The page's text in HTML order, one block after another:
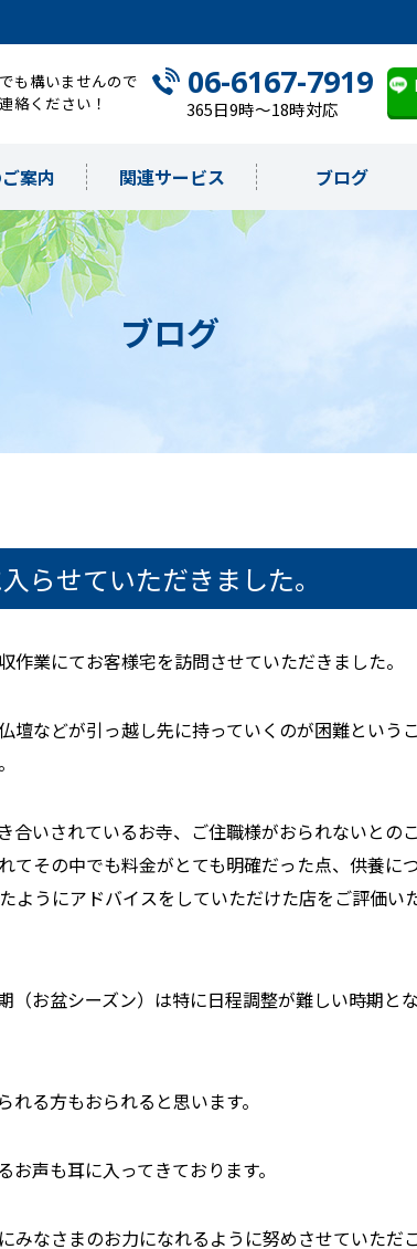
も構いませんので
絡ください！
06-6167-7919
365日9時～18時対応
案内 関連サービス ブログ
ブログ
らせていただきました。
業にてお客様宅を訪問させていただきました。
などが引っ越し先に持っていくのが困難という
合いされているお寺、ご住職様がおられないとの
その中でも料金がとても明確だった点、供養に
ようにアドバイスをしていただけた店をご評価い
お盆シーズン）は特に日程調整が難しい時期と
る方もおられると思います。
声も耳に入ってきております。
なさまのお力になれるように努めさせていただ